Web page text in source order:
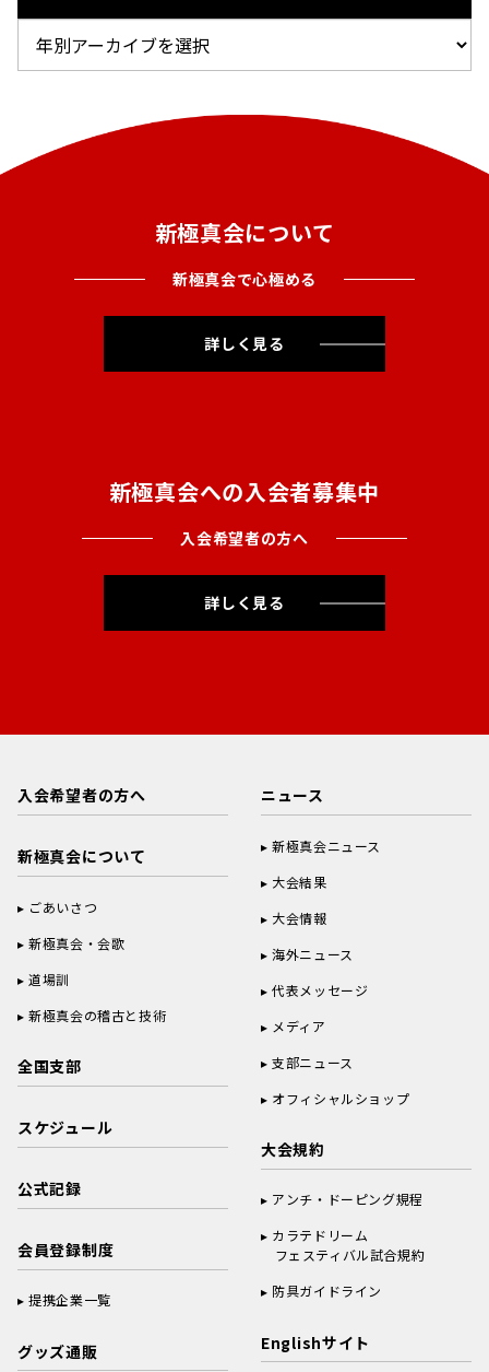
新極真会について
新極真会で心極める
詳しく見る
新極真会への入会者募集中
入会希望者の方へ
詳しく見る
入会希望者の方へ
新極真会について
ごあいさつ
新極真会・会歌
道場訓
新極真会の稽古と技術
全国支部
スケジュール
公式記録
会員登録制度
提携企業一覧
グッズ通販
ニュース
新極真会ニュース
大会結果
大会情報
海外ニュース
代表メッセージ
メディア
支部ニュース
オフィシャルショップ
大会規約
アンチ・ドーピング規程
カラテドリーム
フェスティバル試合規約
防具ガイドライン
Englishサイト